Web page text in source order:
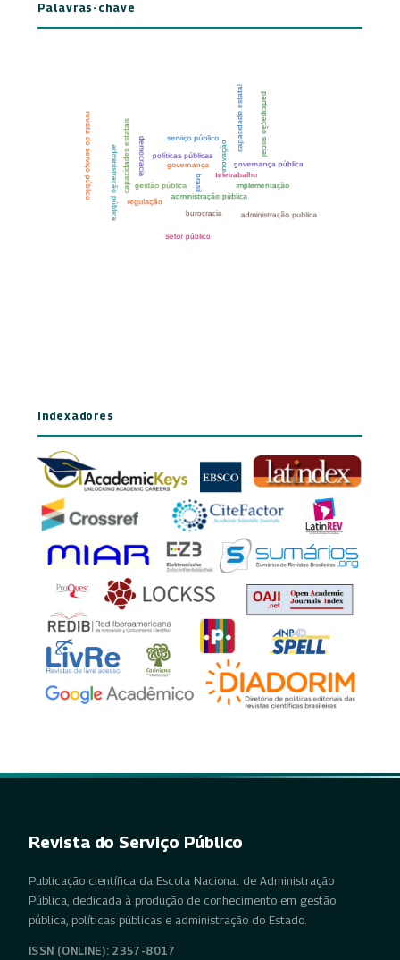
Palavras-chave
Indexadores
Revista do Serviço Público
Publicação científica da Escola Nacional de Administração
Pública, dedicada à produção de conhecimento em gestão
pública, políticas públicas e administração do Estado.
ISSN (ONLINE): 2357-8017